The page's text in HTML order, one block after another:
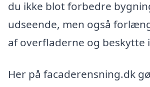
du ikke blot forbedre
udseende, men også
af overfladerne og beskytte
Her på facaderensning.dk